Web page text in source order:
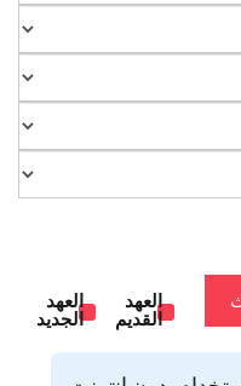
العهد
القديم
العهد
الجديد